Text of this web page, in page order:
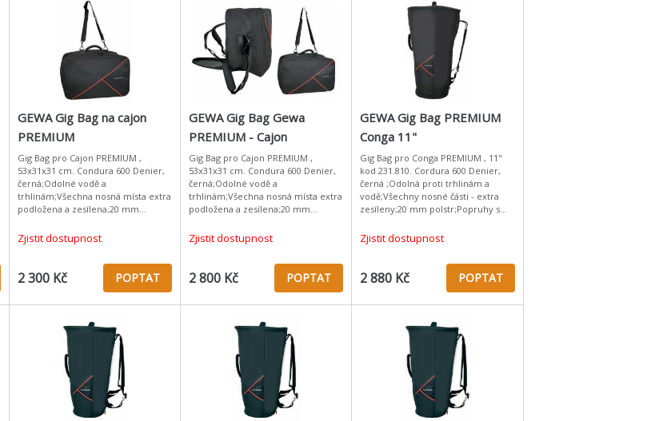
GEWA Gig Bag na cajon
PREMIUM
Gig Bag pro Cajon PREMIUM ,
53x31x31 cm. Condura 600 Denier,
černá;Odolné vodě a
trhlinám;Všechna nosná místa extra
podložena a zesílena;20 mm
podložkou;Ergonomický úchyt;
Zjistit dostupnost
2 300 Kč POPTAT
GEWA Gig Bag Gewa
PREMIUM - Cajon
53x31x31 cm
Gig Bag pro Cajon PREMIUM ,
53x31x31 cm. Condura 600 Denier,
černá;Odolné vodě a
trhlinám;Všechna nosná místa extra
podložena a zesílena;20 mm
podložkou;Ergonomický úchyt;Jako
231.790, jen s
Zjistit dostupnost
2 800 Kč POPTAT
GEWA Gig Bag PREMIUM
Conga 11"
Gig Bag pro Conga PREMIUM , 11"
kod 231.810. Cordura 600 Denier,
černá ;Odolná proti trhlinám a
vodě;Všechny nosné části - extra
zesíleny;20 mm polstr;Popruhy s
záda;Polstrovaná rukojeť;
Zjistit dostupnost
2 880 Kč POPTAT